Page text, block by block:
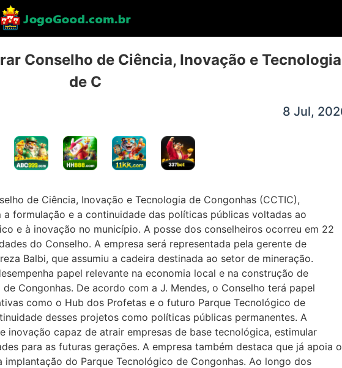
Conselho de Ciência, Inovação e Tecnologia
de C
8 Jul,
de Ciência, Inovação e Tecnologia de Congonhas (CCTIC),
formulação e a continuidade das políticas públicas voltadas ao
e à inovação no município. A posse dos conselheiros ocorreu em 22
do Conselho. A empresa será representada pela gerente de
Balbi, que assumiu a cadeira destinada ao setor de mineração.
papel relevante na economia local e na construção de
Congonhas. De acordo com a J. Mendes, o Conselho terá papel
como o Hub dos Profetas e o futuro Parque Tecnológico de
desses projetos como políticas públicas permanentes. A
inovação capaz de atrair empresas de base tecnológica, estimular
para as futuras gerações. A empresa também destaca que já apoia o
do Parque Tecnológico de Congonhas. Ao longo dos